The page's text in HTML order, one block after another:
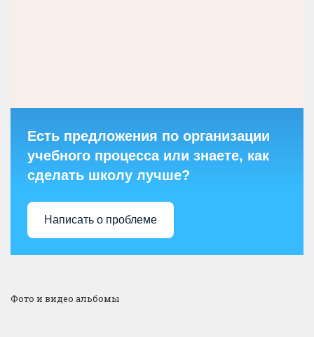
Есть предложения по организации
учебного процесса или знаете, как
сделать школу лучше?
Написать о проблеме
Фото и видео альбомы